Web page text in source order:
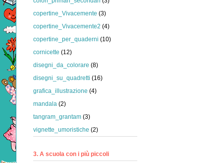
copertine_Vivacemente (3)
copertine_Vivacemente2 (4)
copertine_per_quaderni (10)
cornicette (12)
disegni_da_colorare (8)
disegni_su_quadretti (16)
grafica_illustrazione (4)
mandala (2)
tangram_grantam (3)
vignette_umoristiche (2)
3. A scuola con i più piccoli